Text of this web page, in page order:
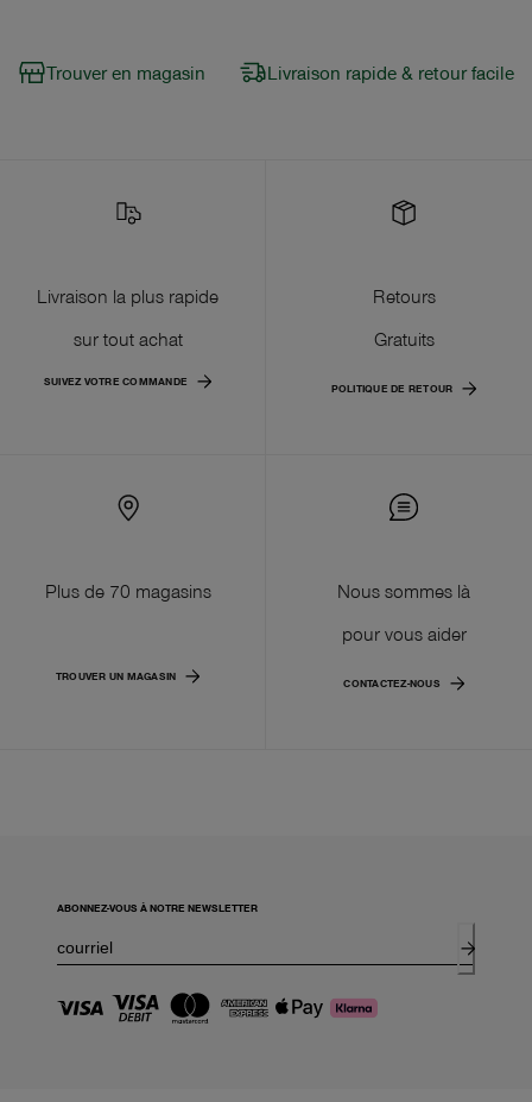
Trouver en magasin Livraison rapide & retour facile
Livraison la plus rapide
sur tout achat
SUIVEZ VOTRE COMMANDE
Retours
Gratuits
POLITIQUE DE RETOUR
Plus de 70 magasins
TROUVER UN MAGASIN
Nous sommes là
pour vous aider
CONTACTEZ-NOUS
ABONNEZ-VOUS À NOTRE NEWSLETTER